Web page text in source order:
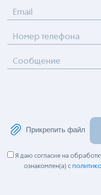
Email
Номер телефона
Сообщение
Прикрепить файл
Я даю согласие на
ознакомлен(а) с